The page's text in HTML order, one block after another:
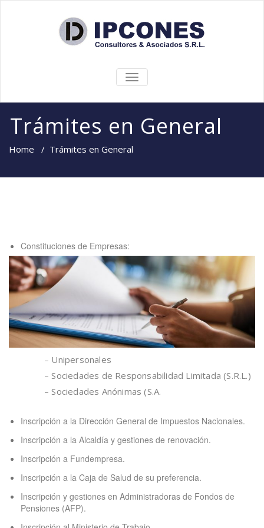
CAMBIAR
NAVEGACIÓN
Trámites en General
Home / Trámites en General
Constituciones de Empresas:
– Unipersonales
– Sociedades de Responsabilidad Limitada (S.R.L.)
– Sociedades Anónimas (S.A.
Inscripción a la Dirección General de Impuestos Nacionales.
Inscripción a la Alcaldía y gestiones de renovación.
Inscripción a Fundempresa.
Inscripción a la Caja de Salud de su preferencia.
Inscripción y gestiones en Administradoras de Fondos de
Pensiones (AFP).